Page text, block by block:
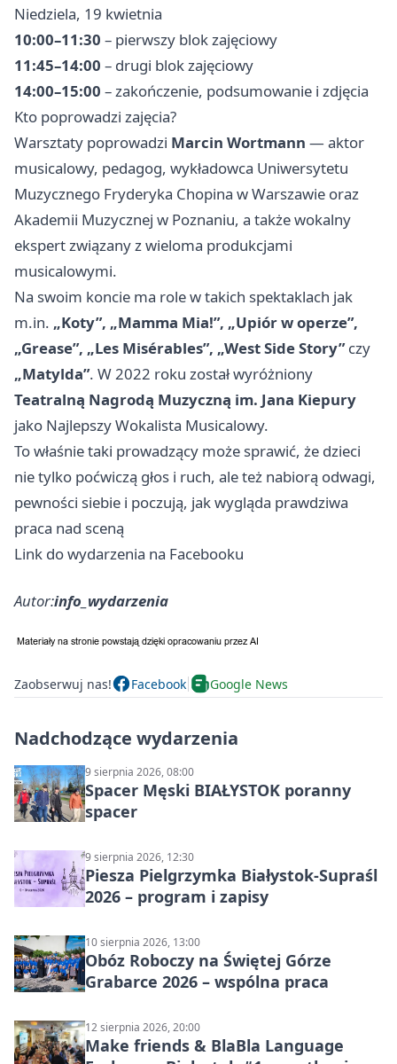
Niedziela, 19 kwietnia
10:00–11:30 – pierwszy blok zajęciowy
11:45–14:00 – drugi blok zajęciowy
14:00–15:00 – zakończenie, podsumowanie i zdjęcia
Kto poprowadzi zajęcia?
Warsztaty poprowadzi Marcin Wortmann — aktor
musicalowy, pedagog, wykładowca Uniwersytetu
Muzycznego Fryderyka Chopina w Warszawie oraz
Akademii Muzycznej w Poznaniu, a także wokalny
ekspert związany z wieloma produkcjami
musicalowymi.
Na swoim koncie ma role w takich spektaklach jak
m.in. „Koty”, „Mamma Mia!”, „Upiór w operze”,
„Grease”, „Les Misérables”, „West Side Story”czy
„Matylda”. W 2022 roku został wyróżniony
Teatralną Nagrodą Muzyczną im. Jana Kiepury
jako Najlepszy Wokalista Musicalowy.
To właśnie taki prowadzący może sprawić, że dzieci
nie tylko poćwiczą głos i ruch, ale też nabiorą odwagi,
pewności siebie i poczują, jak wygląda prawdziwa
praca nad sceną
Link do wydarzenia na Facebooku
Autor:info_wydarzenia
Zaobserwuj nas! Facebook Google News
Nadchodzące wydarzenia
9 sierpnia 2026, 08:00
Spacer Męski BIAŁYSTOK poranny
spacer
9 sierpnia 2026, 12:30
Piesza Pielgrzymka Białystok-Supraśl
2026 – program i zapisy
10 sierpnia 2026, 13:00
Obóz Roboczy na Świętej Górze
Grabarce 2026 – wspólna praca
12 sierpnia 2026, 20:00
Make friends & BlaBla Language